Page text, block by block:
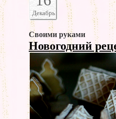
Декабрь
Своими руками
Новогодний